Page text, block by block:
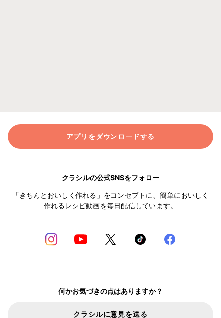
アプリをダウンロードする
クラシルの公式SNSをフォロー
「きちんとおいしく作れる」をコンセプトに、簡単においしく
作れるレシピ動画を毎日配信しています。
何かお気づきの点はありますか？
クラシルに意見を送る